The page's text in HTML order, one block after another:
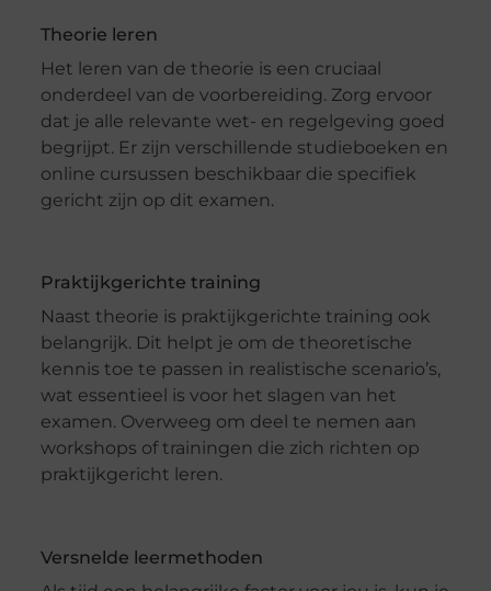
Theorie leren
Het leren van de theorie is een cruciaal
onderdeel van de voorbereiding. Zorg ervoor
dat je alle relevante wet- en regelgeving goed
begrijpt. Er zijn verschillende studieboeken en
online cursussen beschikbaar die specifiek
gericht zijn op dit examen.
Praktijkgerichte training
Naast theorie is praktijkgerichte training ook
belangrijk. Dit helpt je om de theoretische
kennis toe te passen in realistische scenario’s,
wat essentieel is voor het slagen van het
examen. Overweeg om deel te nemen aan
workshops of trainingen die zich richten op
praktijkgericht leren.
Versnelde leermethoden